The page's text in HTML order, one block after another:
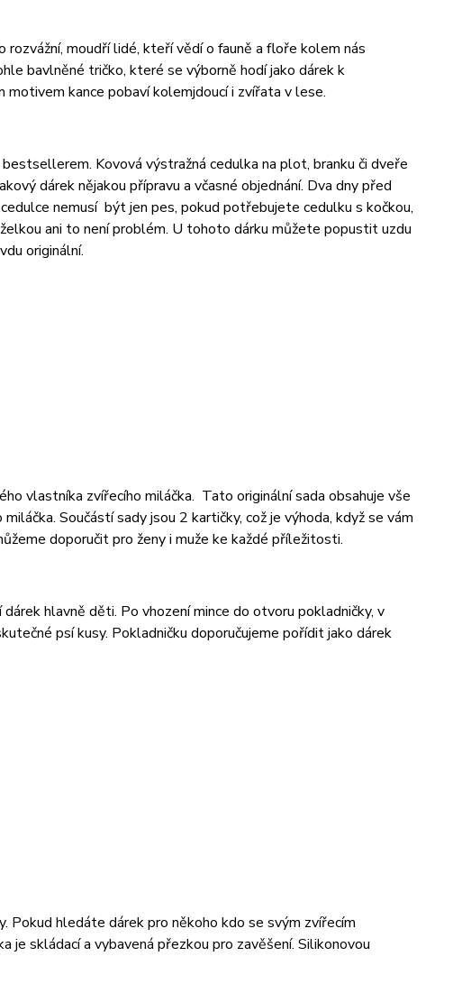
moudří lidé, kteří vědí o fauně a floře kolem nás
bavlněné tričko, které se výborně hodí jako dárek k
motivem kance pobaví kolemjdoucí i zvířata v lese.
Kovová výstražná cedulka na plot, branku či dveře
dárek nějakou přípravu a včasné objednání. Dva dny před
nemusí být jen pes, pokud potřebujete cedulku s kočkou,
ani to není problém. U tohoto dárku můžete popustit uzdu
originální.
vlastníka zvířecího miláčka. Tato originální sada obsahuje vše
Součástí sady jsou 2 kartičky, což je výhoda, když se vám
doporučit pro ženy i muže ke každé příležitosti.
hlavně děti. Po vhození mince do otvoru pokladničky, v
psí kusy. Pokladničku doporučujeme pořídit jako dárek
Pokud hledáte dárek pro někoho kdo se svým zvířecím
skládací a vybavená přezkou pro zavěšení. Silikonovou